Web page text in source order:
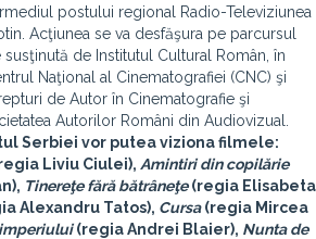
postului regional Radio-Televiziunea
Acţiunea se va desfăşura pe parcursul
susţinută de Institutul Cultural Român, în
Naţional al Cinematografiei (CNC) şi
de Autor în Cinematografie şi
Autorilor Români din Audiovizual.
Serbiei vor putea viziona filmele:
Liviu Ciulei), Amintiri din copilărie
Tinereţe fără bătrâneţe(regia Elisabeta
Alexandru Tatos), Cursa(regia Mircea
(regia Andrei Blaier), Nunta de